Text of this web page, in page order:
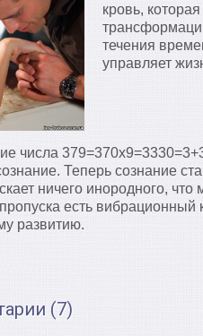
кровь,
течения
управляет
числа
Теперь сознание
ничего инородного,
есть вибрационный
развитию.
(7)